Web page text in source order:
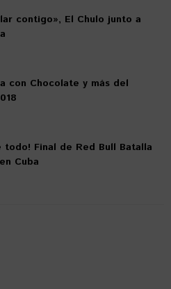
contigo», El Chulo junto a
con Chocolate y más del
todo! Final de Red Bull Batalla
Cuba